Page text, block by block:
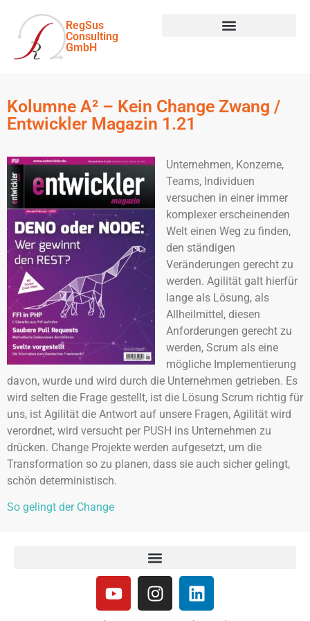
RegSus
Consulting
GmbH
Kolumne A² – Kein Change Zwang /
Entwickler Magazin 1.21
Unternehmen, Konzerne,
Teams, Individuen
versuchen in einer immer
komplexer erscheinenden
Welt einen Weg zu finden,
den ständigen
Veränderungen gerecht zu
werden. Agilität galt hierfür
lange als Lösung, als
Allheilmittel, diesen
Anforderungen gerecht zu
werden, Scrum als eine
mögliche Implementierung
davon, wurde und wird durch die Unternehmen getrieben. Es
wird selten die Frage gestellt, ist die Lösung Scrum richtig für
uns, ist Agilität die Antwort auf unsere Fragen, Agilität wird
verordnet, wird versucht per PUSH ins Unternehmen zu
drücken. Change Projekte werden aufgesetzt, um die
Transformation so zu planen, dass sie auch sicher gelingt,
schön deterministisch.
So gelingt der Change